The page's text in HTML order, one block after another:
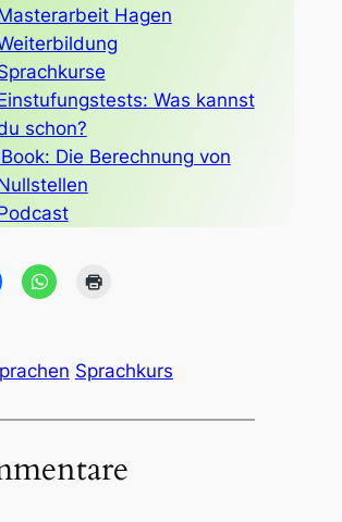
Hagen
Was kannst
schon?
Die Berechnung von
Sprachkurs